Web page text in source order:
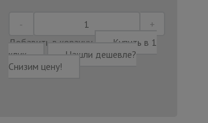
Добавить в корзину
Купить в 1
клик
Нашли дешевле?
Снизим цену!